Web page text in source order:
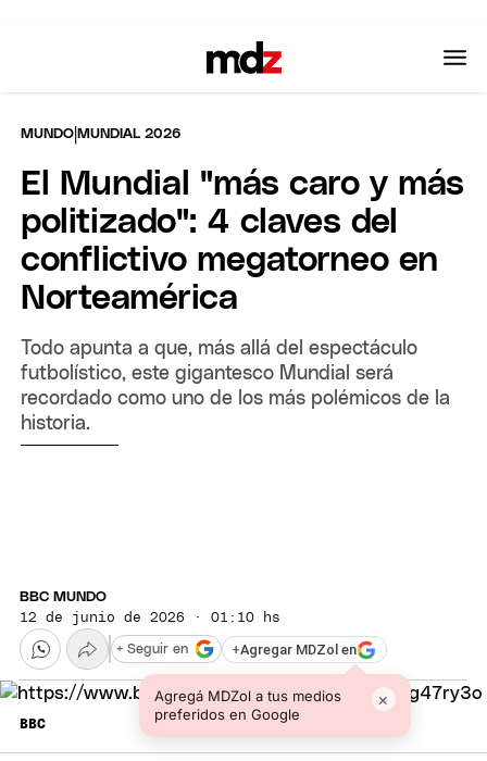
MUNDO |MUNDIAL 2026
El Mundial "más caro y más
politizado": 4 claves del
conflictivo megatorneo en
Norteamérica
Todo apunta a que, más allá del espectáculo
futbolístico, este gigantesco Mundial será
recordado como uno de los más polémicos de la
historia.
BBC MUNDO
12 de junio de 2026 · 01:10 hs
+Agregar MDZol en
Agregá MDZol a tus medios
preferidos en Google
×
+ Seguir en
BBC